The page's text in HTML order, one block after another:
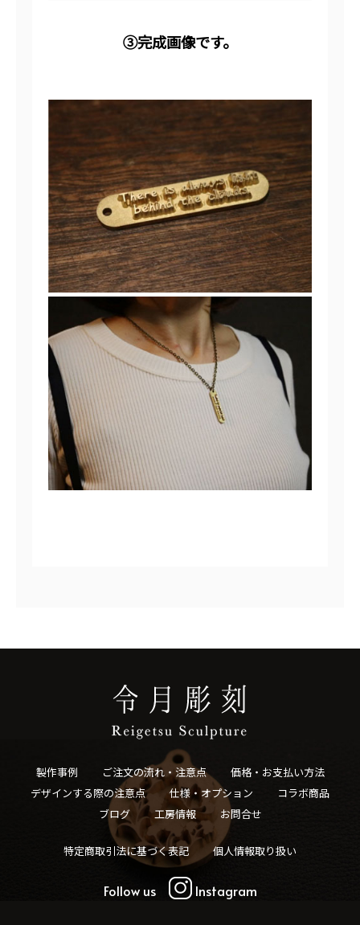
③完成画像です。
製作事例 ご注文の流れ・注意点
価格・お支払い方法
デザインする際の注意点
仕様・オプション
コラボ商品
ブログ
工房情報 お問合せ
特定商取引法に基づく表記 個人情報取り扱い
Follow us Instagram